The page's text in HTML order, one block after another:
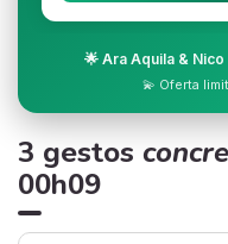
🌟 Ara Aquila &
💫 Oferta
3 gestos
00h09